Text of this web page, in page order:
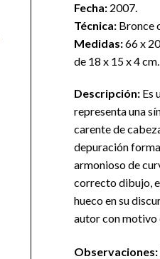
Fecha: 2007.
Técnica: Bronce
Medidas:66 x
de 18 x 15 x 4 cm.
Descripción: Es
representa una
carente de
depuración
armonioso de
correcto dibujo,
hueco en su
autor con motivo
Observaciones: